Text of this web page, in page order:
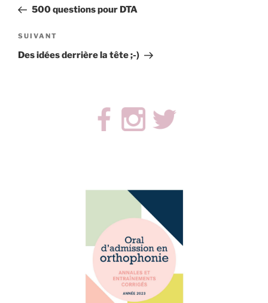
l’article
précédent
500 questions pour DTA
Article
suivant
SUIVANT
Des idées derrière la tête ;-)